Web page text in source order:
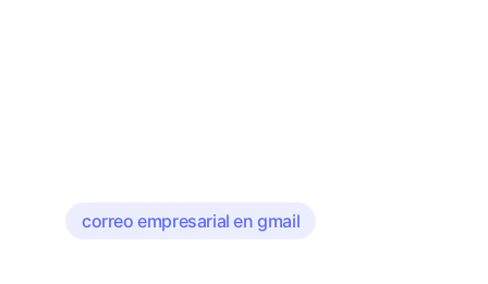
correo empresarial en gmail